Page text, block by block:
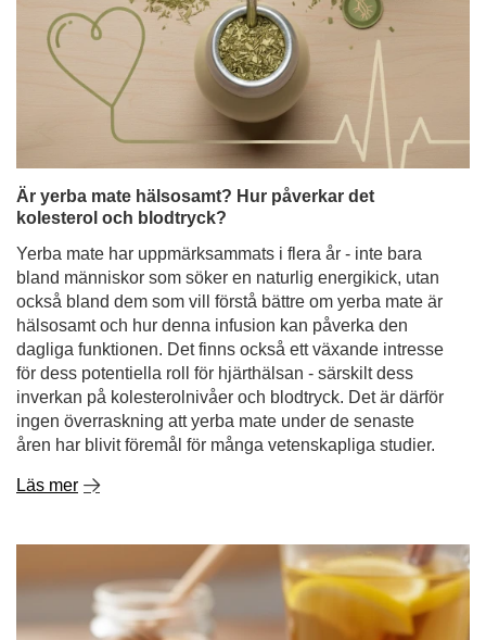
Är yerba mate hälsosamt? Hur påverkar det
kolesterol och blodtryck?
Yerba mate har uppmärksammats i flera år - inte bara
bland människor som söker en naturlig energikick, utan
också bland dem som vill förstå bättre om yerba mate är
hälsosamt och hur denna infusion kan påverka den
dagliga funktionen. Det finns också ett växande intresse
för dess potentiella roll för hjärthälsan - särskilt dess
inverkan på kolesterolnivåer och blodtryck. Det är därför
ingen överraskning att yerba mate under de senaste
åren har blivit föremål för många vetenskapliga studier.
Läs mer